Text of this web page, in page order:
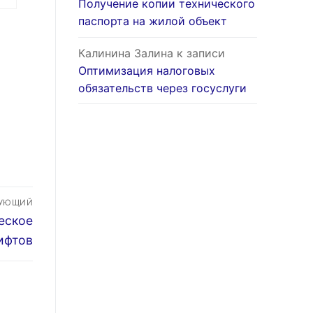
Получение копии технического
паспорта на жилой объект
Калинина Залина к записи
Оптимизация налоговых
обязательств через госуслуги